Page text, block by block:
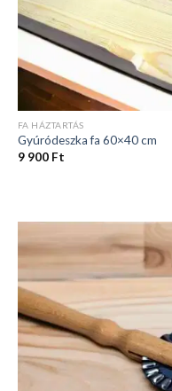
FA HÁZTARTÁS
Gyúródeszka fa 60×40 cm
9 900 Ft